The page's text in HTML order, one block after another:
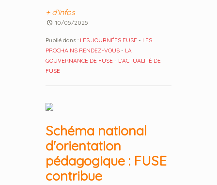
+ d'infos
10/05/2025
Publié dans : LES JOURNÉES FUSE - LES
PROCHAINS RENDEZ-VOUS - LA
GOUVERNANCE DE FUSE - L'ACTUALITÉ DE
FUSE
Schéma national
d'orientation
pédagogique : FUSE
contribue